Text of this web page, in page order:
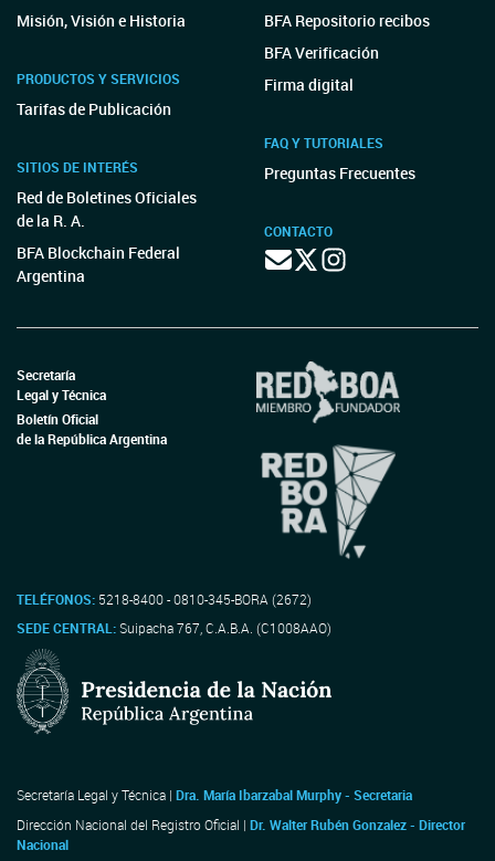
Misión, Visión e Historia
PRODUCTOS Y SERVICIOS
Tarifas de Publicación
SITIOS DE INTERÉS
Red de Boletines Oficiales
de la R. A.
BFA Blockchain Federal
Argentina
BFA Repositorio recibos
BFA Verificación
Firma digital
FAQ Y TUTORIALES
Preguntas Frecuentes
CONTACTO
Secretaría
Legal y Técnica
Boletín Oficial
de la República Argentina
TELÉFONOS: 5218-8400 - 0810-345-BORA (2672)
SEDE CENTRAL:Suipacha 767, C.A.B.A. (C1008AAO)
Secretaría Legal y Técnica | Dra. María Ibarzabal Murphy - Secretaria
Dirección Nacional del Registro Oficial | Dr. Walter Rubén Gonzalez - Director
Nacional